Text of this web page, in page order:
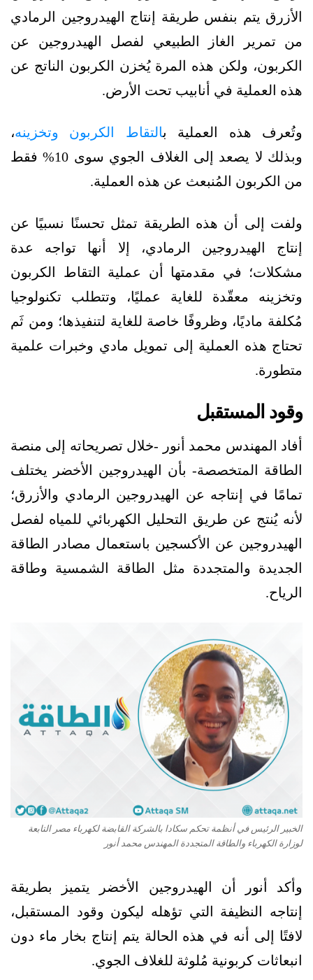
الأزرق يتم بنفس طريقة إنتاج الهيدروجين الرمادي
من تمرير الغاز الطبيعي لفصل الهيدروجين عن
الكربون، ولكن هذه المرة يُخزن الكربون الناتج عن
هذه العملية في أنابيب تحت الأرض.
وتُعرف هذه العملية بالتقاط الكربون وتخزينه،
وبذلك لا يصعد إلى الغلاف الجوي سوى 10% فقط
من الكربون المُنبعث عن هذه العملية.
ولفت إلى أن هذه الطريقة تمثل تحسنًا نسبيًا عن
إنتاج الهيدروجين الرمادي، إلا أنها تواجه عدة
مشكلات؛ في مقدمتها أن عملية التقاط الكربون
وتخزينه معقّدة للغاية عمليًا، وتتطلب تكنولوجيا
مُكلفة ماديًا، وظروفًا خاصة للغاية لتنفيذها؛ ومن ثَم
تحتاج هذه العملية إلى تمويل مادي وخبرات علمية
متطورة.
وقود المستقبل
أفاد المهندس محمد أنور -خلال تصريحاته إلى منصة
الطاقة المتخصصة- بأن الهيدروجين الأخضر يختلف
تمامًا في إنتاجه عن الهيدروجين الرمادي والأزرق؛
لأنه يُنتج عن طريق التحليل الكهربائي للمياه لفصل
الهيدروجين عن الأكسجين باستعمال مصادر الطاقة
الجديدة والمتجددة مثل الطاقة الشمسية وطاقة
الرياح.
الخبير الرئيس في أنظمة تحكم سكادا بالشركة القابضة لكهرباء مصر التابعة
لوزارة الكهرباء والطاقة المتجددة المهندس محمد أنور
وأكد أنور أن الهيدروجين الأخضر يتميز بطريقة
إنتاجه النظيفة التي تؤهله ليكون وقود المستقبل،
لافتًا إلى أنه في هذه الحالة يتم إنتاج بخار ماء دون
انبعاثات كربونية مُلوثة للغلاف الجوي.